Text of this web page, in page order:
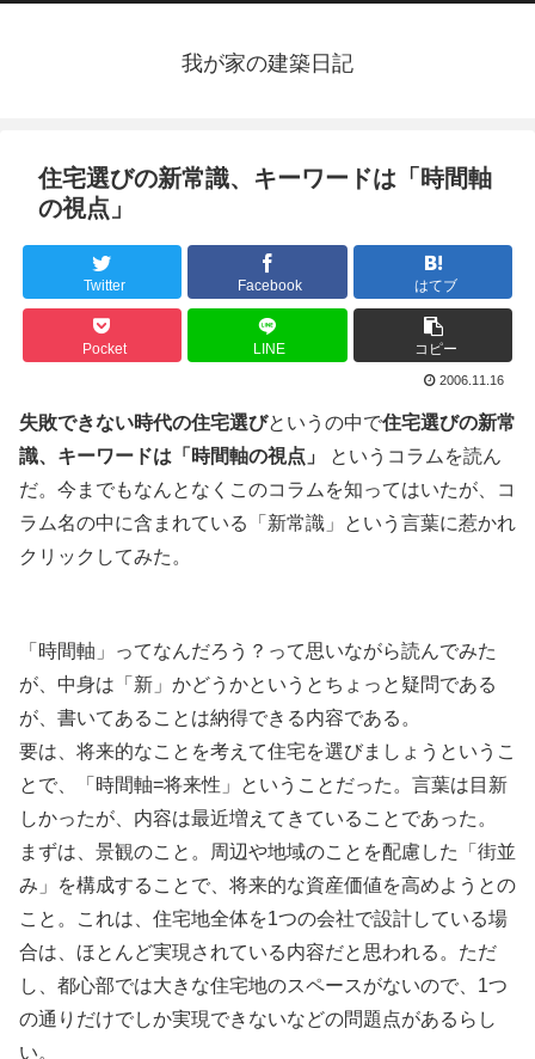
我が家の建築日記
住宅選びの新常識、キーワードは「時間軸
の視点」
Twitter Facebook はてブ
Pocket LINE コピー
2006.11.16
失敗できない時代の住宅選びというの中で住宅選びの新常
識、キーワードは「時間軸の視点」
というコラムを読ん
だ。今までもなんとなくこのコラムを知ってはいたが、コ
ラム名の中に含まれている「新常識」という言葉に惹かれ
クリックしてみた。
「時間軸」ってなんだろう？って思いながら読んでみた
が、中身は「新」かどうかというとちょっと疑問である
が、書いてあることは納得できる内容である。
要は、将来的なことを考えて住宅を選びましょうというこ
とで、「時間軸=将来性」ということだった。言葉は目新
しかったが、内容は最近増えてきていることであった。
まずは、景観のこと。周辺や地域のことを配慮した「街並
み」を構成することで、将来的な資産価値を高めようとの
こと。これは、住宅地全体を1つの会社で設計している場
合は、ほとんど実現されている内容だと思われる。ただ
し、都心部では大きな住宅地のスペースがないので、1つ
の通りだけでしか実現できないなどの問題点があるらし
い。